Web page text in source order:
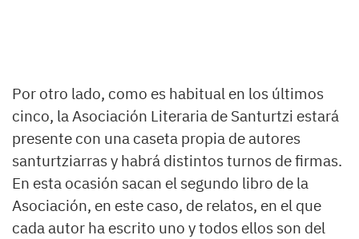
Por otro lado, como es habitual en los últimos
cinco, la Asociación Literaria de Santurtzi estará
presente con una caseta propia de autores
santurtziarras y habrá distintos turnos de firmas.
En esta ocasión sacan el segundo libro de la
Asociación, en este caso, de relatos, en el que
cada autor ha escrito uno y todos ellos son del